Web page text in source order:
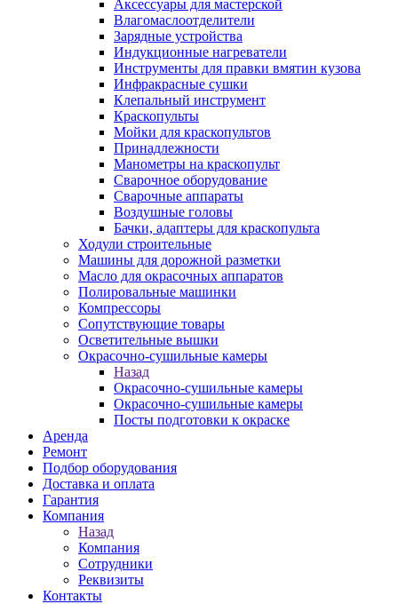
Аксессуары для мастерской
Влагомаслоотделители
Зарядные устройства
Индукционные нагреватели
Инструменты для правки вмятин кузова
Инфракрасные сушки
Клепальный инструмент
Краскопульты
Мойки для краскопультов
Принадлежности
Манометры на краскопульт
Сварочное оборудование
Сварочные аппараты
Воздушные головы
Бачки, адаптеры для краскопульта
Ходули строительные
Машины для дорожной разметки
Масло для окрасочных аппаратов
Полировальные машинки
Компрессоры
Сопутствующие товары
Осветительные вышки
Окрасочно-сушильные камеры
Назад
Окрасочно-сушильные камеры
Окрасочно-сушильные камеры
Посты подготовки к окраске
Аренда
Ремонт
Подбор оборудования
Доставка и оплата
Гарантия
Компания
Назад
Компания
Сотрудники
Реквизиты
Контакты